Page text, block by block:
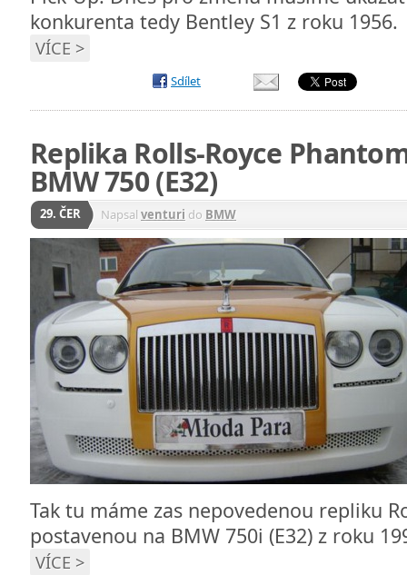
konkurenta tedy Bentley S1 z roku 1956.
VÍCE >
Sdílet
Replika Rolls-Royce
BMW 750 (E32)
29. ČER Napsal venturi do BMW
Tak tu máme zas nepovedenou repliku
postavenou na BMW 750i (E32) z roku
VÍCE >